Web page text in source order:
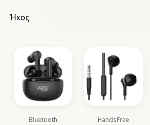
Ήχος
Bluetooth HandsFree